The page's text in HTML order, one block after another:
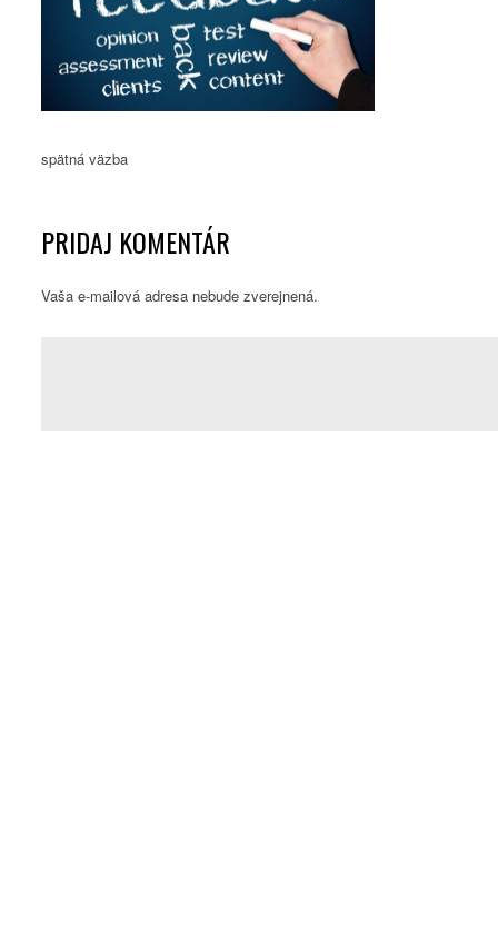
spätná väzba
PRIDAJ KOMENTÁR
Vaša e-mailová adresa nebude zverejnená.